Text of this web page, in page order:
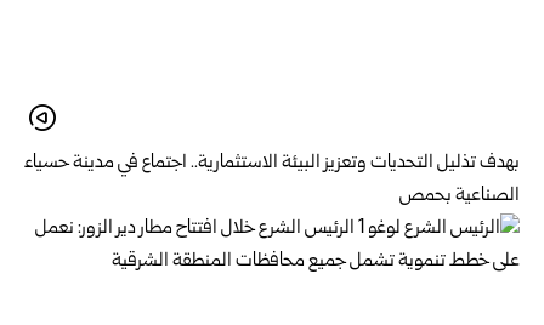
بهدف تذليل التحديات وتعزيز البيئة الاستثمارية.. اجتماع في مدينة حسياء
الصناعية بحمص